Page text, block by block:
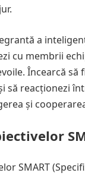
a
cu membrii
Încearcă să
să reacționezi
și
SMART